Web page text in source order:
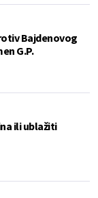
Bajdenovog
G.P.
ili ublažiti